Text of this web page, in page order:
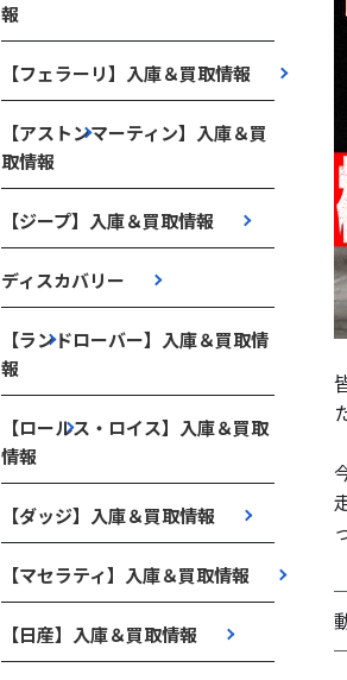
報
【フェラーリ】入庫＆買取情報
【アストンマーティン】入庫＆買
取情報
【ジープ】入庫＆買取情報
ディスカバリー
【ランドローバー】入庫＆買取情
報
【ロールス・ロイス】入庫＆買取
情報
【ダッジ】入庫＆買取情報
【マセラティ】入庫＆買取情報
【日産】入庫＆買取情報